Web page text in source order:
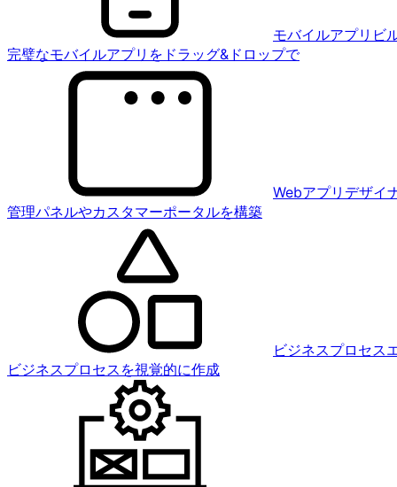
モバイルアプリビ
完璧なモバイルアプリをドラッグ&ドロップで
Webアプリデザイ
管理パネルやカスタマーポータルを構築
ビジネスプロセス
ビジネスプロセスを視覚的に作成